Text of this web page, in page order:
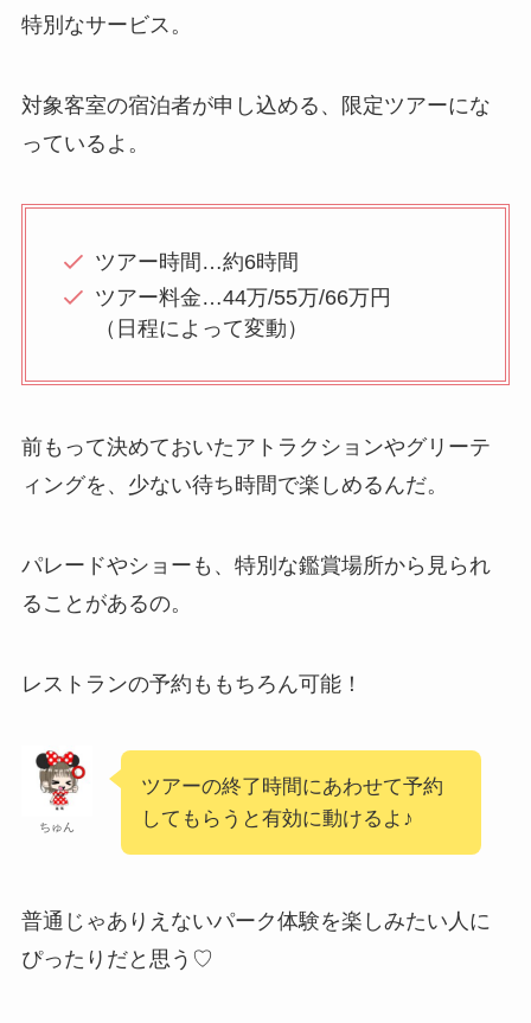
特別なサービス。
対象客室の宿泊者が申し込める、限定ツアーにな
っているよ。
ツアー時間…約6時間
ツアー料金…44万/55万/66万円
（日程によって変動）
前もって決めておいたアトラクションやグリーテ
ィングを、少ない待ち時間で楽しめるんだ。
パレードやショーも、特別な鑑賞場所から見られ
ることがあるの。
レストランの予約ももちろん可能！
ちゅん
ツアーの終了時間にあわせて予約
してもらうと有効に動けるよ♪
普通じゃありえないパーク体験を楽しみたい人に
ぴったりだと思う♡